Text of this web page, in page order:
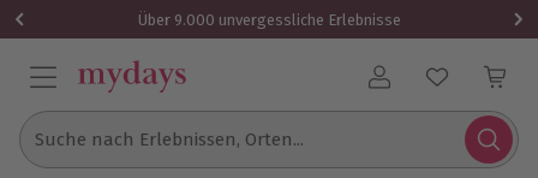
Über 9.000 unvergessliche Erlebnisse
Benutzerkonto
Suche nach Erlebnissen, Orten...